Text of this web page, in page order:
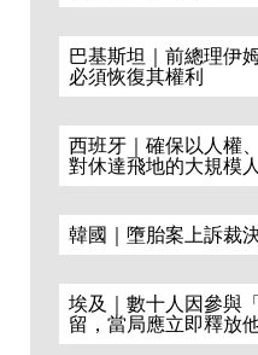
巴基斯坦｜前總理伊
必須恢復其權利
西班牙｜確保以人權
對休達飛地的大規模
韓國｜墮胎案上訴裁
埃及｜數十人因參與
留，當局應立即釋放